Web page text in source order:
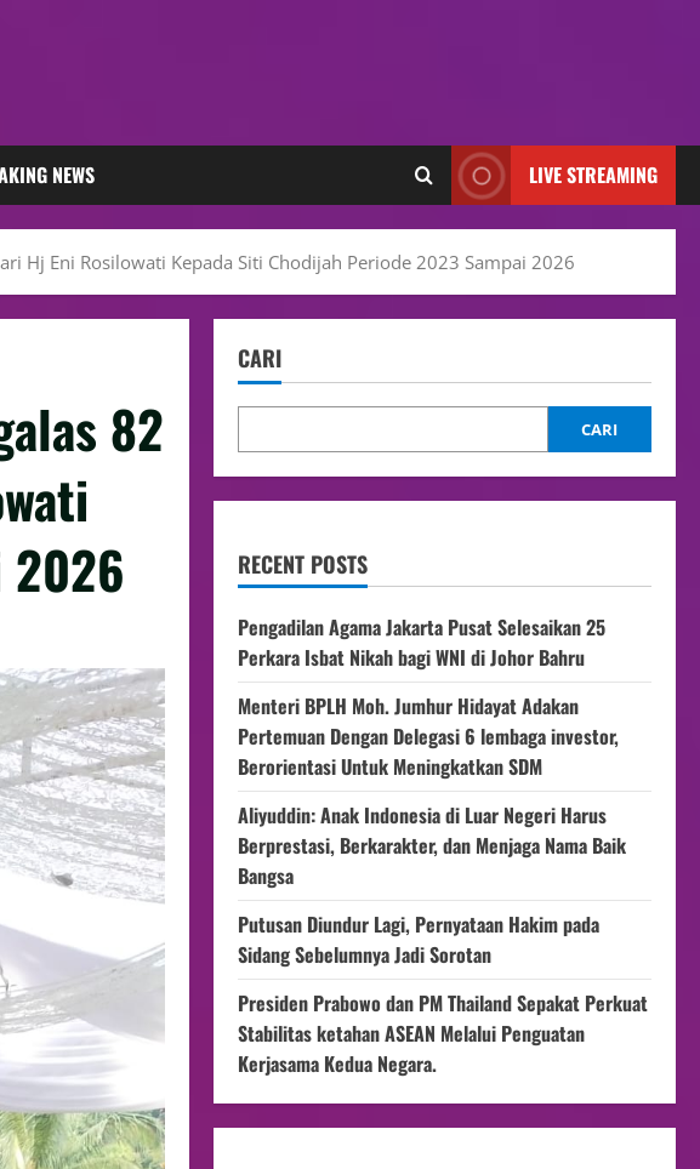
NEWS LIVE STREAMING
Hj Eni Rosilowati Kepada Siti Chodijah Periode 2023 Sampai 2026
82
2026
CARI
CARI
RECENT POSTS
Pengadilan Agama Jakarta Pusat Selesaikan 25
Perkara Isbat Nikah bagi WNI di Johor Bahru
Menteri BPLH Moh. Jumhur Hidayat Adakan
Pertemuan Dengan Delegasi 6 lembaga investor,
Berorientasi Untuk Meningkatkan SDM
Aliyuddin: Anak Indonesia di Luar Negeri Harus
Berprestasi, Berkarakter, dan Menjaga Nama Baik
Bangsa
Putusan Diundur Lagi, Pernyataan Hakim pada
Sidang Sebelumnya Jadi Sorotan
Presiden Prabowo dan PM Thailand Sepakat Perkuat
Stabilitas ketahan ASEAN Melalui Penguatan
Kerjasama Kedua Negara.